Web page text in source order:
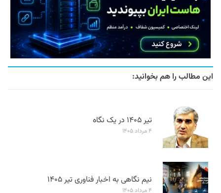
این مطالب را هم بخوانید:
تیر ۱۴۰۵ در یک نگاه
۴ مرداد ۱۴۰۵
نیم نگاهی به اخبار فناوری تیر ۱۴۰۵
۴ مرداد ۱۴۰۵